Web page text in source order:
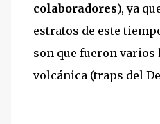
colaboradores), ya
estratos de este
son que fueron
volcánica (traps del